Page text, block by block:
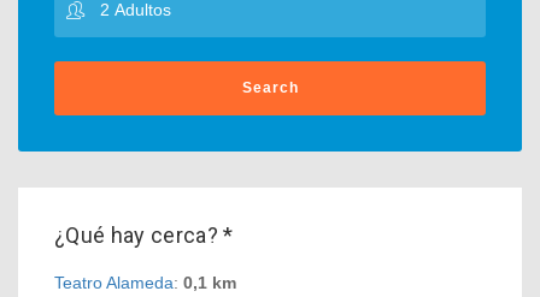
Search
¿Qué hay cerca? *
Teatro Alameda: 0,1 km